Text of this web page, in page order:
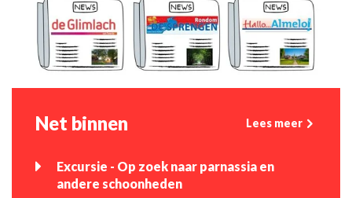
Net binnen Lees meer
Excursie - Op zoek naar parnassia en
andere schoonheden